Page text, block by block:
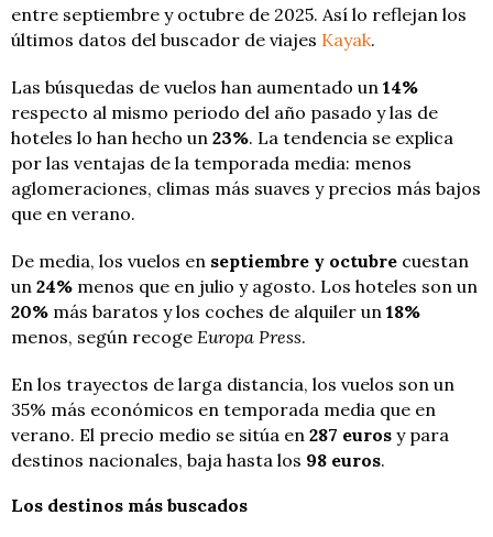
entre septiembre y octubre de 2025. Así lo reflejan los
últimos datos del buscador de viajes Kayak.
Las búsquedas de vuelos han aumentado un 14%
respecto al mismo periodo del año pasado y las de
hoteles lo han hecho un 23%. La tendencia se explica
por las ventajas de la temporada media: menos
aglomeraciones, climas más suaves y precios más bajos
que en verano.
De media, los vuelos en septiembre y octubre cuestan
un 24% menos que en julio y agosto. Los hoteles son un
20% más baratos y los coches de alquiler un 18%
menos, según recoge Europa Press.
En los trayectos de larga distancia, los vuelos son un
35% más económicos en temporada media que en
verano. El precio medio se sitúa en 287 euros y para
destinos nacionales, baja hasta los 98 euros.
Los destinos más buscados